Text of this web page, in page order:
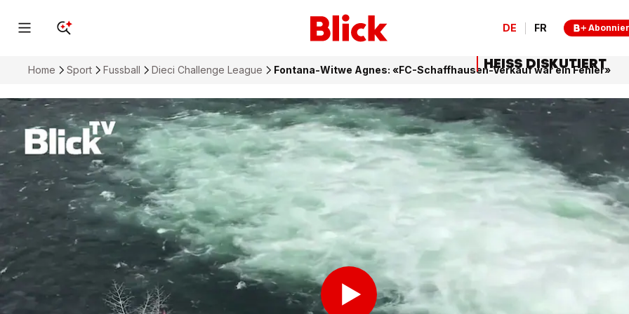
DE FR
Home Sport Fussball Dieci Challenge League Fontana-Witwe Agnes: «FC-Schaffhausen-Verkauf war ein Fehler»
HEISS DISKUTIERT